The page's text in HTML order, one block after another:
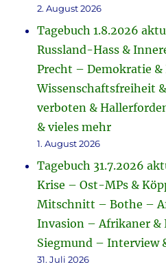
2. August 2026
Tagebuch 1.8.2026
Russland-Hass &
Precht – Demokratie &
Wissenschaftsfreiheit
verboten &
& vieles mehr
1. August 2026
Tagebuch 31.7.2026
Krise – Ost-MPs &
Mitschnitt – Bothe –
Invasion – Afrikaner
Siegmund – Interview
31. Juli 2026